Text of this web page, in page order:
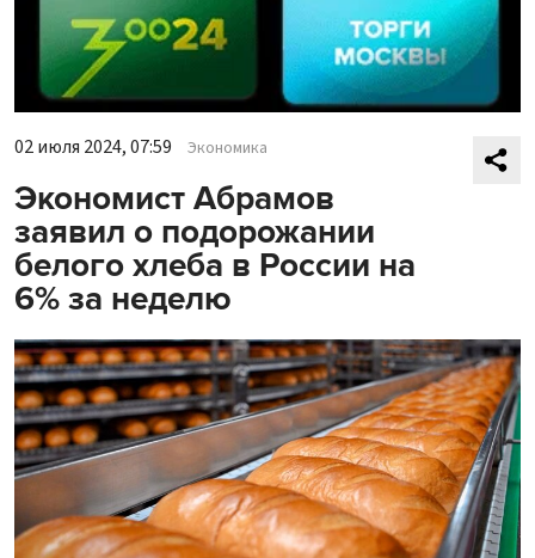
02 июля 2024, 07:59 Экономика
Экономист Абрамов
заявил о подорожании
белого хлеба в России на
6% за неделю